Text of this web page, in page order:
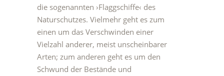
die sogenannten ›Flaggschiffe‹ des
Naturschutzes. Vielmehr geht es zum
einen um das Verschwinden einer
Vielzahl anderer, meist unscheinbarer
Arten; zum anderen geht es um den
Schwund der Bestände und